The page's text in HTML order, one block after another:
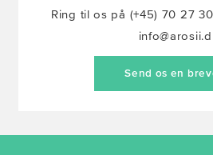
Ring til os på (+45) 70 27
Send os en